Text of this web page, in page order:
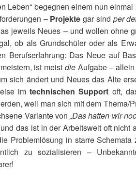
Leben“ begeg­nen einem nun
– Pro­jek­te gar sind per
jeweils Neu­es – und wol­len ohne
ob als Grund­schü­ler oder als
Berufs­er­fah­rung: Das Neue auf
ist meist dieAuf­ga­be –
sich ändert und Neu­es das Alte
imtech­ni­schen Sup­port oft,
weil man sich mit dem Thema/​
Vari­an­te von„Das hat­ten wir
das ist in der Arbeits­welt oft nicht
Pro­blem­lö­sung in star­re
zu sozia­li­sie­ren –